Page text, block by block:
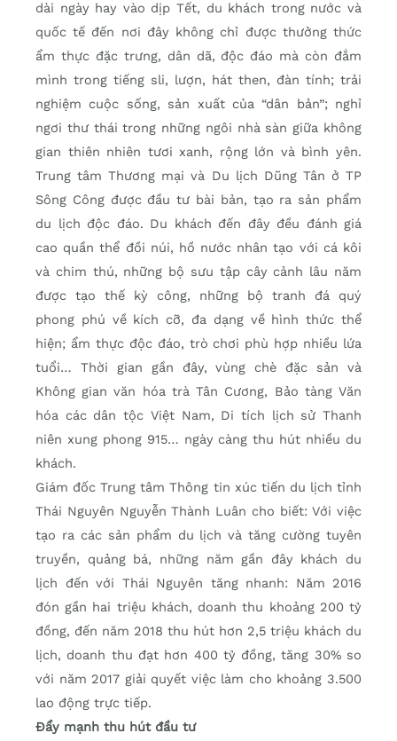
dài ngày hay vào dịp Tết, du khách trong nước và
quốc tế đến nơi đây không chỉ được thưởng thức
ẩm thực đặc trưng, dân dã, độc đáo mà còn đắm
mình trong tiếng sli, lượn, hát then, đàn tính; trải
nghiệm cuộc sống, sản xuất của “dân bản”; nghỉ
ngơi thư thái trong những ngôi nhà sàn giữa không
gian thiên nhiên tươi xanh, rộng lớn và bình yên.
Trung tâm Thương mại và Du lịch Dũng Tân ở TP
Sông Công được đầu tư bài bản, tạo ra sản phẩm
du lịch độc đáo. Du khách đến đây đều đánh giá
cao quần thể đồi núi, hồ nước nhân tạo với cá kôi
và chim thú, những bộ sưu tập cây cảnh lâu năm
được tạo thế kỳ công, những bộ tranh đá quý
phong phú về kích cỡ, đa dạng về hình thức thể
hiện; ẩm thực độc đáo, trò chơi phù hợp nhiều lứa
tuổi… Thời gian gần đây, vùng chè đặc sản và
Không gian văn hóa trà Tân Cương, Bảo tàng Văn
hóa các dân tộc Việt Nam, Di tích lịch sử Thanh
niên xung phong 915… ngày càng thu hút nhiều du
khách.
Giám đốc Trung tâm Thông tin xúc tiến du lịch tỉnh
Thái Nguyên Nguyễn Thành Luân cho biết: Với việc
tạo ra các sản phẩm du lịch và tăng cường tuyên
truyền, quảng bá, những năm gần đây khách du
lịch đến với Thái Nguyên tăng nhanh: Năm 2016
đón gần hai triệu khách, doanh thu khoảng 200 tỷ
đồng, đến năm 2018 thu hút hơn 2,5 triệu khách du
lịch, doanh thu đạt hơn 400 tỷ đồng, tăng 30% so
với năm 2017 giải quyết việc làm cho khoảng 3.500
lao động trực tiếp.
Đẩy mạnh thu hút đầu tư